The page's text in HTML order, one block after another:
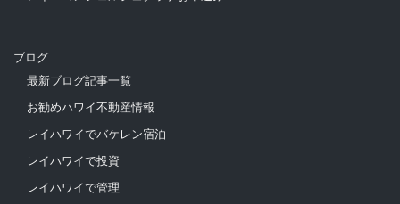
ブログ
最新ブログ記事一覧
お勧めハワイ不動産情報
レイハワイでバケレン宿泊
レイハワイで投資
レイハワイで管理